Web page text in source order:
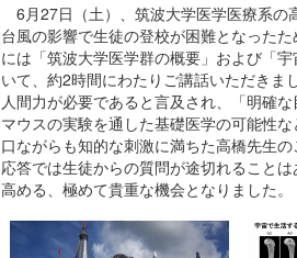
6月27日（土）、筑波大学医学医療系の
台風の影響で生徒の登校が困難となった
には「筑波大学医学群の概要」および「
いて、約2時間にわたりご講話いただきま
人間力が必要であると言及され、「明確
マウスの実験を通した基礎医学の可能性
口ながらも知的な刺激に満ちた高橋先生
応答では生徒からの質問が途切れること
高める、極めて貴重な機会となりました。